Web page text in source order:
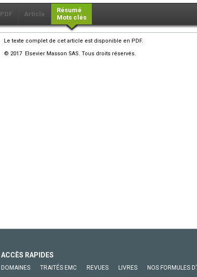
PDF Article
Résumé
Mots clés
Le texte complet de cet article est disponible en PDF.
© 2017 Elsevier Masson SAS. Tous droits réservés.
ACCÈS RAPIDES
DOMAINES TRAITÉS EMC REVUES LIVRES NOS FORMULES